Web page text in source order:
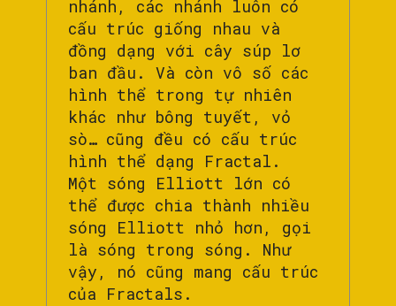
nhánh, các nhánh luôn có
cấu trúc giống nhau và
đồng dạng với cây súp lơ
ban đầu. Và còn vô số các
hình thể trong tự nhiên
khác như bông tuyết, vỏ
sò… cũng đều có cấu trúc
hình thể dạng Fractal.
Một sóng Elliott lớn có
thể được chia thành nhiều
sóng Elliott nhỏ hơn, gọi
là sóng trong sóng. Như
vậy, nó cũng mang cấu trúc
của Fractals.